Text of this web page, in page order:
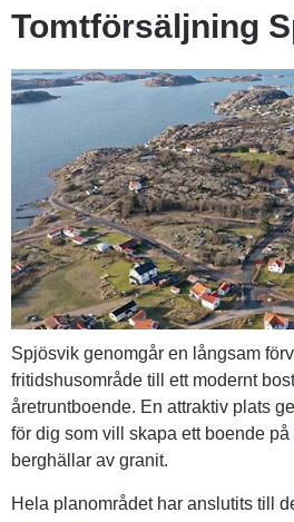
Tomtförsäljning
Spjösvik genomgår en långsam
fritidshusområde till ett modernt
åretruntboende. En attraktiv plats
för dig som vill skapa ett boende
berghällar av granit.
Hela planområdet har anslutits till